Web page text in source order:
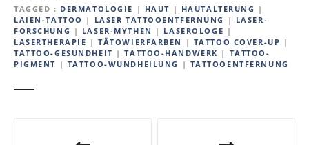
TAGGED
DERMATOLOGIE | HAUT | HAUTALTERUNG |
LAIEN-TATTOO | LASER TATTOOENTFERNUNG | LASER-
FORSCHUNG | LASER-MYTHEN | LASEROLOGE |
LASERTHERAPIE |TÄTOWIERFARBEN | TATTOO COVER-UP |
TATTOO-GESUNDHEIT |TATTOO-HANDWERK | TATTOO-
PIGMENT | TATTOO-WUNDHEILUNG | TATTOOENTFERNUNG